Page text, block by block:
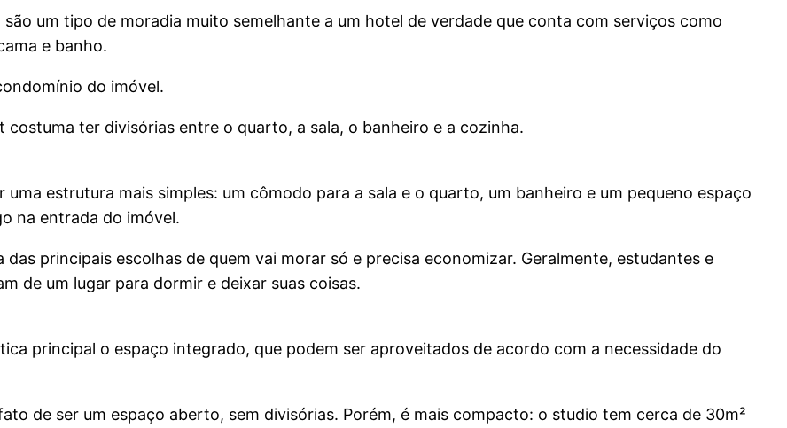
um tipo de moradia muito semelhante a um hotel de verdade que conta com serviços como
e banho.
do imóvel.
ter divisórias entre o quarto, a sala, o banheiro e a cozinha.
estrutura mais simples: um cômodo para a sala e o quarto, um banheiro e um pequeno espaço
na entrada do imóvel.
principais escolhas de quem vai morar só e precisa economizar. Geralmente, estudantes e
de um lugar para dormir e deixar suas coisas.
principal o espaço integrado, que podem ser aproveitados de acordo com a necessidade do
de ser um espaço aberto, sem divisórias. Porém, é mais compacto: o studio tem cerca de 30m²